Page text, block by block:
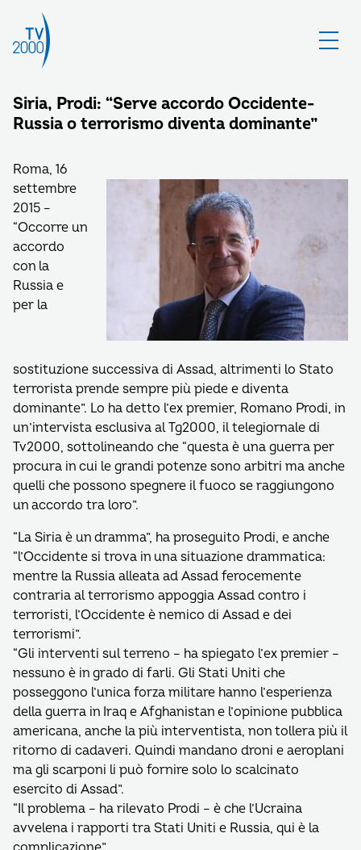
Siria, Prodi: “Serve accordo Occidente-
Russia o terrorismo diventa dominante”
Roma, 16
settembre
2015 –
“Occorre un
accordo
con la
Russia e
per la
sostituzione successiva di Assad, altrimenti lo Stato
terrorista prende sempre più piede e diventa
dominante”. Lo ha detto l’ex premier, Romano Prodi, in
un’intervista esclusiva al Tg2000, il telegiornale di
Tv2000, sottolineando che “questa è una guerra per
procura in cui le grandi potenze sono arbitri ma anche
quelli che possono spegnere il fuoco se raggiungono
un accordo tra loro”.
“La Siria è un dramma”, ha proseguito Prodi, e anche
“l’Occidente si trova in una situazione drammatica:
mentre la Russia alleata ad Assad ferocemente
contraria al terrorismo appoggia Assad contro i
terroristi, l’Occidente è nemico di Assad e dei
terrorismi”.
“Gli interventi sul terreno – ha spiegato l’ex premier –
nessuno è in grado di farli. Gli Stati Uniti che
posseggono l’unica forza militare hanno l’esperienza
della guerra in Iraq e Afghanistan e l’opinione pubblica
americana, anche la più interventista, non tollera più il
ritorno di cadaveri. Quindi mandano droni e aeroplani
ma gli scarponi li può fornire solo lo scalcinato
esercito di Assad”.
“Il problema – ha rilevato Prodi – è che l’Ucraina
avvelena i rapporti tra Stati Uniti e Russia, qui è la